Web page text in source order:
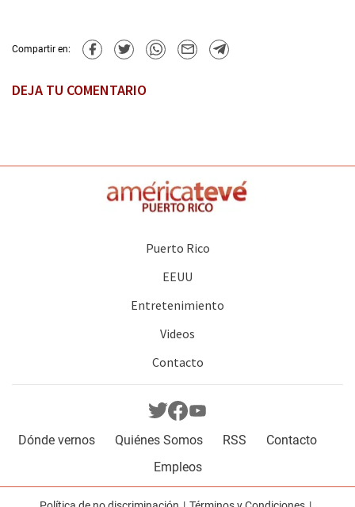
Compartir en:
DEJA TU COMENTARIO
Puerto Rico
EEUU
Entretenimiento
Videos
Contacto
Dónde vernos Quiénes Somos RSS
Contacto
Empleos